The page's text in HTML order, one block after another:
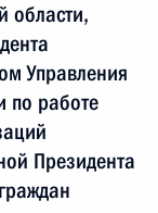
области,
Управления
по работе
Президента